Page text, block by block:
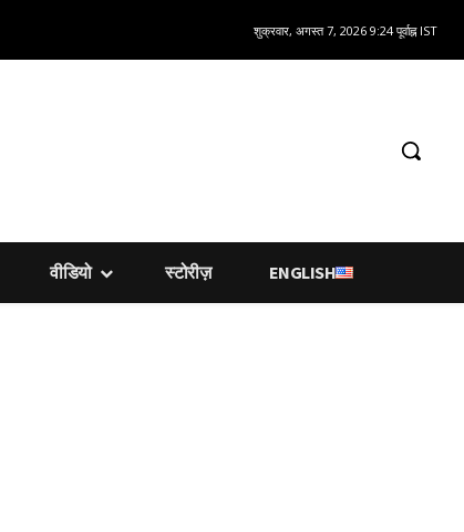
शुक्रवार, अगस्त 7, 2026 9:24 पूर्वाह्न IST
वीडियो स्टोरीज़ ENGLISH